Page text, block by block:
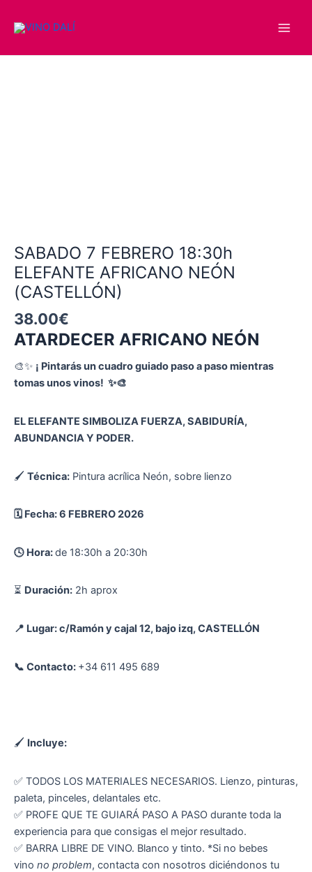
SABADO 7 FEBRERO 18:30h
ELEFANTE AFRICANO NEÓN
(CASTELLÓN)
38.00€
ATARDECER AFRICANO NEÓN
🎨✨ ¡ Pintarás un cuadro guiado paso a paso mientras
tomas unos vinos! ✨🎨
EL ELEFANTE SIMBOLIZA FUERZA, SABIDURÍA,
ABUNDANCIA Y PODER.
🖌 Técnica: Pintura acrílica Neón, sobre lienzo
🗓️ Fecha: 6 FEBRERO 2026
🕓 Hora:de 18:30h a 20:30h
⏳ Duración: 2h aprox
📍 Lugar: c/Ramón y cajal 12, bajo izq, CASTELLÓN
📞 Contacto: +34 611 495 689
🖌 Incluye:
✅ TODOS LOS MATERIALES NECESARIOS. Lienzo, pinturas,
paleta, pinceles, delantales etc.
✅ PROFE QUE TE GUIARÁ PASO A PASO durante toda la
experiencia para que consigas el mejor resultado.
✅ BARRA LIBRE DE VINO. Blanco y tinto. *Si no bebes
vino no problem, contacta con nosotros diciéndonos tu